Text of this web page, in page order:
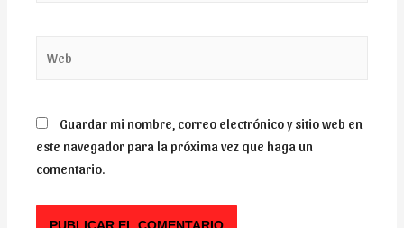
Guardar mi nombre, correo electrónico y sitio web en
este navegador para la próxima vez que haga un
comentario.